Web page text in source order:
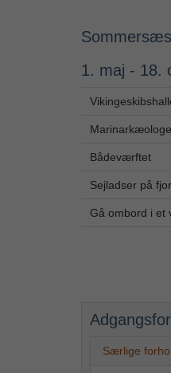
1. maj - 18.
Bådeværftet
Sejladser på
Gå ombord i et
Særlige